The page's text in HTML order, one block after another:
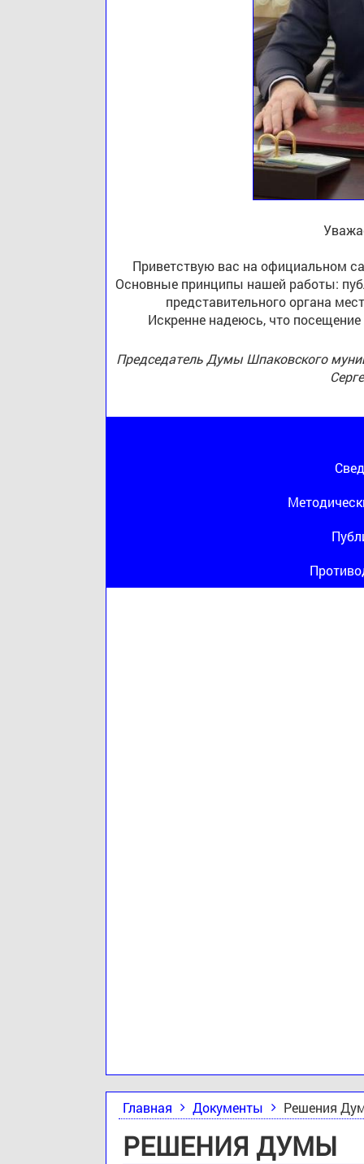
Приветствую вас на официальном
Основные принципы нашей работы:
представительного органа
Искренне надеюсь, что
Председатель Думы Шпаковского
Главная Документы Решения
РЕШЕНИЯ ДУМЫ